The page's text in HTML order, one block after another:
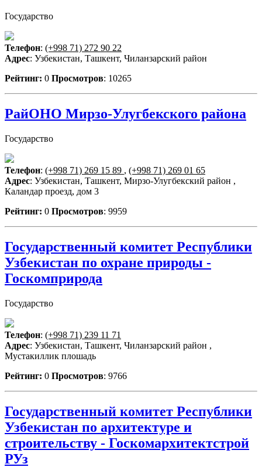
Государство
Телефон: (+998 71) 272 90 22
Адрес: Узбекистан, Ташкент, Чиланзарский район
Рейтинг: 0 Просмотров: 10265
РайОНО Мирзо-Улугбекского района
Государство
Телефон: (+998 71) 269 15 89 , (+998 71) 269 01 65
Адрес: Узбекистан, Ташкент, Мирзо-Улугбекский район ,
Каландар проезд, дом 3
Рейтинг: 0 Просмотров: 9959
Государственный комитет Республики
Узбекистан по охране природы -
Госкомприрода
Государство
Телефон: (+998 71) 239 11 71
Адрес: Узбекистан, Ташкент, Чиланзарский район ,
Мустакиллик плошадь
Рейтинг: 0 Просмотров: 9766
Государственный комитет Республики
Узбекистан по архитектуре и
строительству - Госкомархитектстрой
РУз